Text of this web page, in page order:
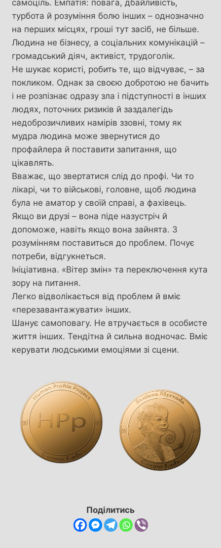
самоціль. Емпатія: повага, дбайливість,
турбота й розуміння болю інших – однозначно
на перших місцях, гроші тут засіб, не більше.
Людина не бізнесу, а соціальних комунікацій –
громадський діяч, активіст, трудоголік.
Не шукає користі, робить те, що відчуває, – за
покликом. Однак за своєю добротою не бачить
і не розпізнає одразу зла і підступності в інших
людях, поточних ризиків й заздалегідь
недоброзичливих намірів ззовні, тому як
мудра людина може звернутися до
профайлера й поставити запитання, що
цікавлять.
Вважає, що звертатися слід до профі. Чи то
лікарі, чи то військові, головне, щоб людина
була не аматор у своїй справі, а фахівець.
Якщо ви друзі – вона піде назустріч й
допоможе, навіть якщо вона зайнята. З
розумінням поставиться до проблем. Почує
потреби, відгукнеться.
Ініціативна. «Вітер змін» та переключення кута
зору на питання.
Легко відволікається від проблем й вміє
«перезавантажувати» інших.
Шанує самоповагу. Не втручається в особисте
життя інших. Тендітна й сильна водночас. Вміє
керувати людськими емоціями зі сцени.
Поділитись